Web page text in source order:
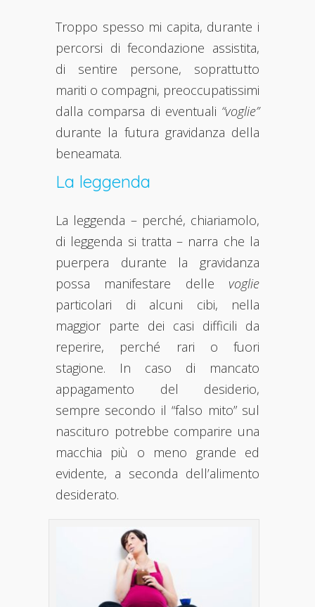
Troppo spesso mi capita, durante i
percorsi di fecondazione assistita,
di sentire persone, soprattutto
mariti o compagni, preoccupatissimi
dalla comparsa di eventuali “voglie”
durante la futura gravidanza della
beneamata.
La leggenda
La leggenda – perché, chiariamolo,
di leggenda si tratta – narra che la
puerpera durante la gravidanza
possa manifestare delle voglie
particolari di alcuni cibi, nella
maggior parte dei casi difficili da
reperire, perché rari o fuori
stagione. In caso di mancato
appagamento del desiderio,
sempre secondo il “falso mito” sul
nascituro potrebbe comparire una
macchia più o meno grande ed
evidente, a seconda dell’alimento
desiderato.